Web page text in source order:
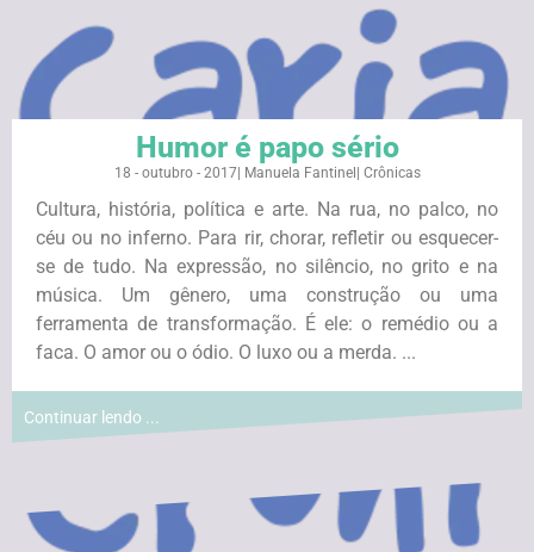
Humor é papo sério
18 - outubro - 2017| Manuela Fantinel Crônicas
Cultura, história, política e arte. Na rua, no palco, no
céu ou no inferno. Para rir, chorar, refletir ou esquecer-
se de tudo. Na expressão, no silêncio, no grito e na
música. Um gênero, uma construção ou uma
ferramenta de transformação. É ele: o remédio ou a
faca. O amor ou o ódio. O luxo ou a merda. ...
Continuar lendo ...